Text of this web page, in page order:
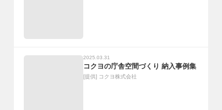
2025.03.31
コクヨの庁舎空間づくり 納入事例集
[提供] コクヨ株式会社